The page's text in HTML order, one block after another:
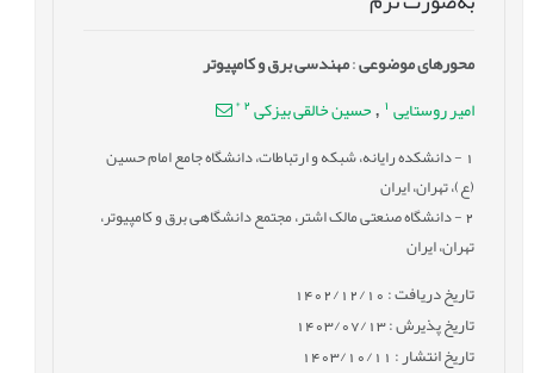
محورهای موضوعی:مهندسی برق و کامپیوتر
امیر روستایی , حسین خالقی بیزکی 2
*
- دانشكده رایانه، شبکه و ارتباطات، دانشگاه جامع امام حسین
(ع)، تهران، ایران
2- دانشگاه صنعتی مالک اشتر، مجتمع دانشگاهی برق و کامپیوتر،
تهران، ایران
تاریخ دریافت : 1402/12/10
تاریخ پذیرش : 1403/07/13
تاریخ انتشار : 1403/10/11